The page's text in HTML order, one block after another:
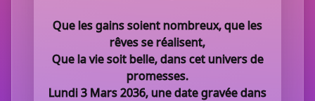
Que les gains soient nombreux, que les
rêves se réalisent,
Que la vie soit belle, dans cet univers de
promesses.
Lundi 3 Mars 2036, une date gravée dans